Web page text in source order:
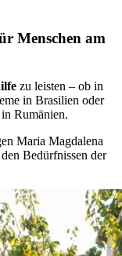
Menschen am
zu leisten – ob in
in Brasilien oder
Rumänien.
Maria Magdalena
Bedürfnissen der